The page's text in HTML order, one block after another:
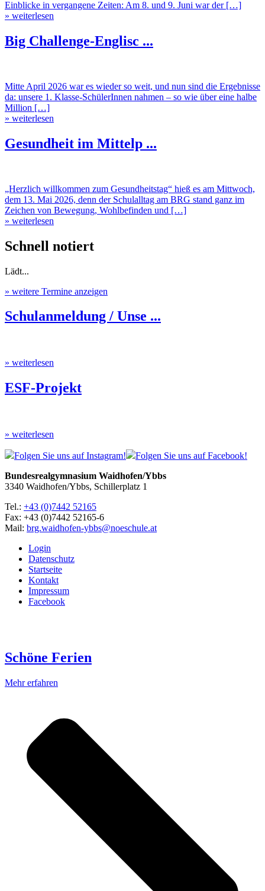
Einblicke in vergangene Zeiten: Am 8. und 9. Juni war der […]
» weiterlesen
Big Challenge-Englisc ...
Mitte April 2026 war es wieder so weit, und nun sind die Ergebnisse
da: unsere 1. Klasse-SchülerInnen nahmen – so wie über eine halbe
Million […]
» weiterlesen
Gesundheit im Mittelp ...
„Herzlich willkommen zum Gesundheitstag“ hieß es am Mittwoch,
dem 13. Mai 2026, denn der Schulalltag am BRG stand ganz im
Zeichen von Bewegung, Wohlbefinden und […]
» weiterlesen
Schnell notiert
Lädt...
» weitere Termine anzeigen
Schulanmeldung / Unse ...
» weiterlesen
ESF-Projekt
» weiterlesen
Folgen Sie uns auf Instagram!
Folgen Sie uns auf Facebook!
Bundesrealgymnasium Waidhofen/Ybbs
3340 Waidhofen/Ybbs, Schillerplatz 1
Tel.: +43 (0)7442 52165
Fax: +43 (0)7442 52165-6
Mail: brg.waidhofen-ybbs@noeschule.at
Login
Datenschutz
Startseite
Kontakt
Impressum
Facebook
Schöne Ferien
Mehr erfahren